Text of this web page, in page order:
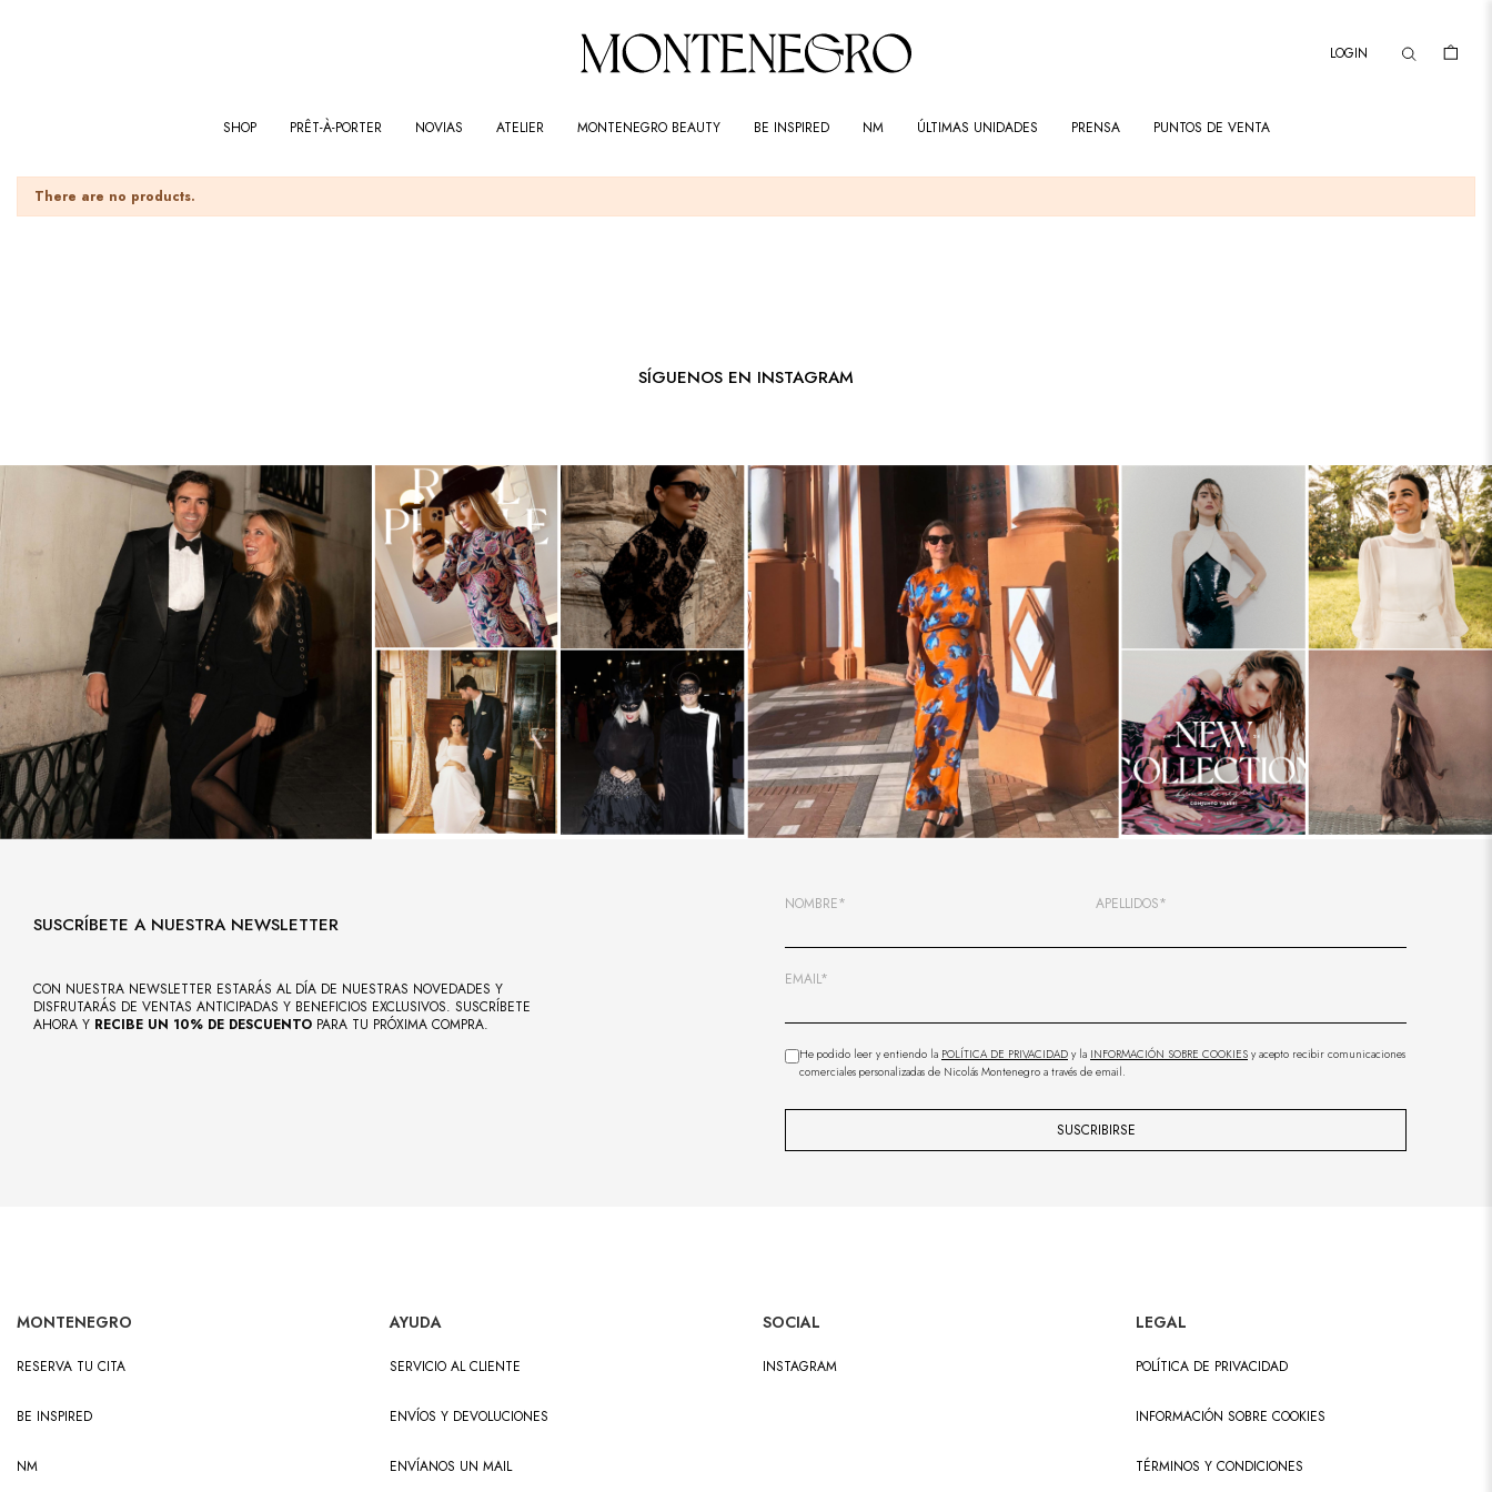
LOGIN
SHOP PRÊT-À-PORTER NOVIAS ATELIER MONTENEGRO BEAUTY BE INSPIRED NM ÚLTIMAS UNIDADES PRENSA PUNTOS DE VENTA
There are no products.
SÍGUENOS EN INSTAGRAM
SUSCRÍBETE A NUESTRA NEWSLETTER
CON NUESTRA NEWSLETTER ESTARÁS AL DÍA DE NUESTRAS NOVEDADES Y
DISFRUTARÁS DE VENTAS ANTICIPADAS Y BENEFICIOS EXCLUSIVOS. SUSCRÍBETE
AHORA Y RECIBE UN 10% DE DESCUENTO PARA TU PRÓXIMA COMPRA.
NOMBRE* APELLIDOS*
EMAIL*
He podido leer y entiendo la POLÍTICA DE PRIVACIDAD y la INFORMACIÓN SOBRE COOKIES y acepto recibir comunicaciones
comerciales personalizadas de Nicolás Montenegro a través de email.
SUSCRIBIRSE
MONTENEGRO
RESERVA TU CITA
BE INSPIRED
NM
AYUDA
SERVICIO AL CLIENTE
ENVÍOS Y DEVOLUCIONES
ENVÍANOS UN MAIL
SOCIAL
INSTAGRAM
LEGAL
POLÍTICA DE PRIVACIDAD
INFORMACIÓN SOBRE COOKIES
TÉRMINOS Y CONDICIONES